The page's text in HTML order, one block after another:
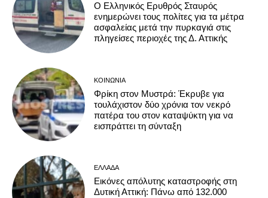
Ο Ελληνικός Ερυθρός Σταυρός
ενημερώνει τους πολίτες για τα μέτρα
ασφαλείας μετά την πυρκαγιά στις
πληγείσες περιοχές της Δ. Αττικής
ΚΟΙΝΩΝΊΑ
Φρίκη στον Μυστρά: Έκρυβε για
τουλάχιστον δύο χρόνια τον νεκρό
πατέρα του στον καταψύκτη για να
εισπράττει τη σύνταξη
ΕΛΛΆΔΑ
Εικόνες απόλυτης καταστροφής στη
Δυτική Αττική: Πάνω από 132.000